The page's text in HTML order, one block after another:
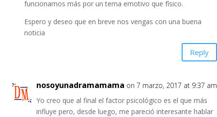
funcionamos más por un tema emotivo que físico.
Espero y deseo que en breve nos vengas con una buena
noticia
Reply
nosoyunadramamama on 7 marzo, 2017 at 9:37 am
Yo creo que al final el factor psicológico es el que más
influye pero, desde luego, me pareció interesante hablar